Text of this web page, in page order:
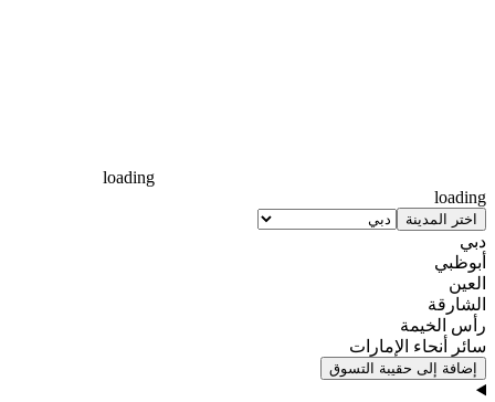
loading
loading
اختر المدينة
دبي
أبوظبي
العين
الشارقة
رأس الخيمة
سائر أنحاء الإمارات
إضافة إلى حقيبة التسوق